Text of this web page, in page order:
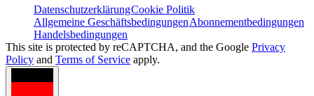
DatenschutzerklärungCookie Politik
Allgemeine GeschäftsbedingungenAbonnementbedingungen
Handelsbedingungen
This site is protected by reCAPTCHA, and the Google Privacy
Policy and Terms of Service apply.